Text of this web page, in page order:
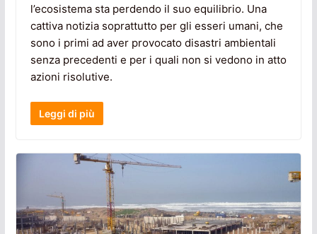
l’ecosistema sta perdendo il suo equilibrio. Una
cattiva notizia soprattutto per gli esseri umani, che
sono i primi ad aver provocato disastri ambientali
senza precedenti e per i quali non si vedono in atto
azioni risolutive.
Leggi di più